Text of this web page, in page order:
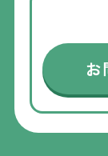
お